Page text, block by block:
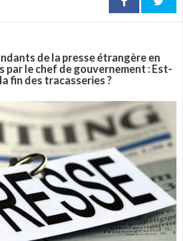
de la presse étrangère en
par le chef de gouvernement : Est-
fin des tracasseries ?